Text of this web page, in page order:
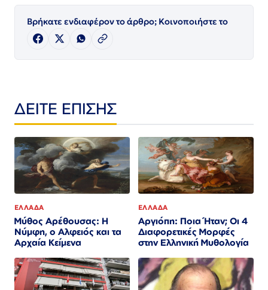
Βρήκατε ενδιαφέρον το άρθρο; Κοινοποιήστε το
ΔΕΙΤΕ ΕΠΙΣΗΣ
ΕΛΛΑΔΑ
Μύθος Αρέθουσας: Η
Νύμφη, ο Αλφειός και τα
Αρχαία Κείμενα
ΕΛΛΑΔΑ
Αργιόπη: Ποια Ήταν; Οι 4
Διαφορετικές Μορφές
στην Ελληνική Μυθολογία